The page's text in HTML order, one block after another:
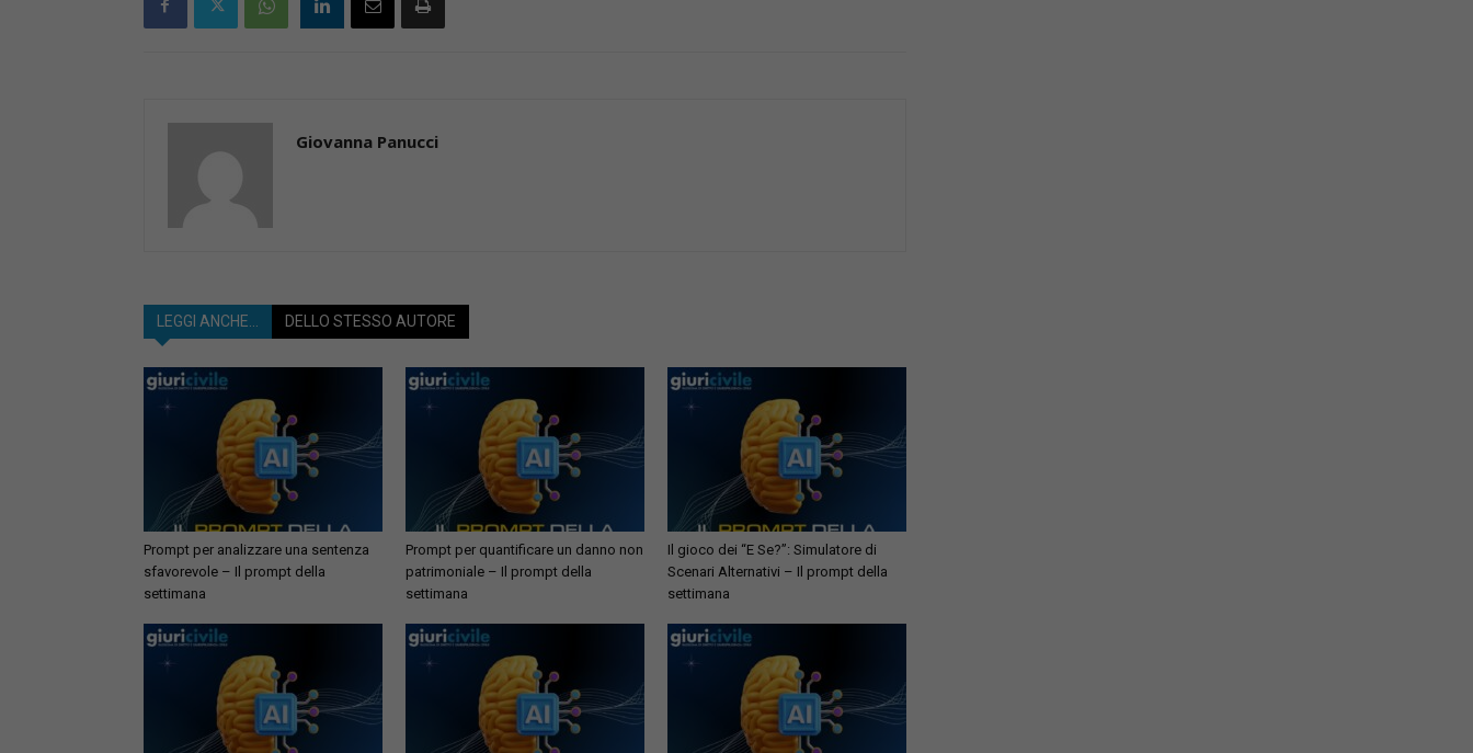
Giovanna Panucci
LEGGI ANCHE... DELLO STESSO AUTORE
Prompt per analizzare una sentenza
sfavorevole – Il prompt della
settimana
Prompt per quantificare un danno non
patrimoniale – Il prompt della
settimana
Il gioco dei “E Se?”: Simulatore di
Scenari Alternativi – Il prompt della
settimana